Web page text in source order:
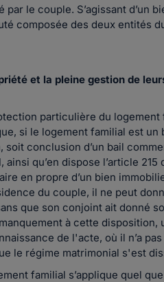
le couple. S’agissant d’un
composée des deux entités
et la pleine gestion de
particulière du logement
si le logement familial est
soit conclusion d’un bail
qu’en dispose l’article 215
en propre d’un bien
du couple, il ne peut
que son conjoint ait donné
à cette
de l'acte, où il n’a
le régime matrimonial s'est
familial s’applique quel